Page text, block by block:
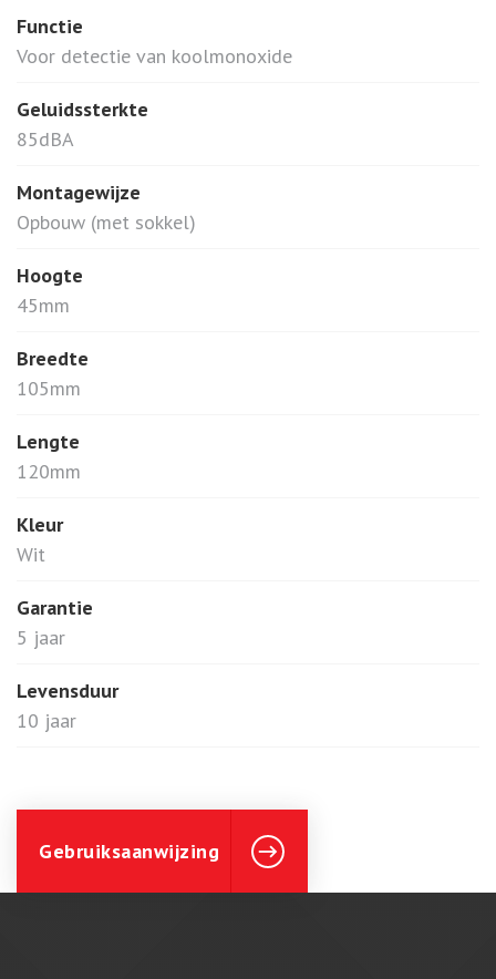
Functie
Voor detectie van koolmonoxide
Geluidssterkte
85dBA
Montagewijze
Opbouw (met sokkel)
Hoogte
45mm
Breedte
105mm
Lengte
120mm
Kleur
Wit
Garantie
5 jaar
Levensduur
10 jaar
Gebruiksaanwijzing